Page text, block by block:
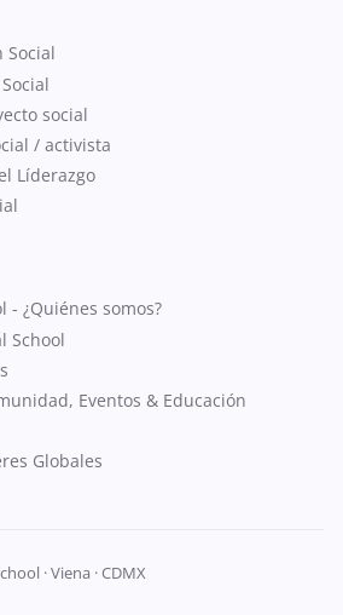
Social
social
/ activista
Líderazgo
- ¿Quiénes somos?
School
Eventos & Educación
Globales
· Viena · CDMX